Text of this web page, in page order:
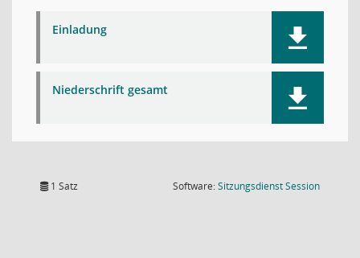
Einladung
Niederschrift gesamt
1 Satz Software:SitzungsdienstSession(Wird in